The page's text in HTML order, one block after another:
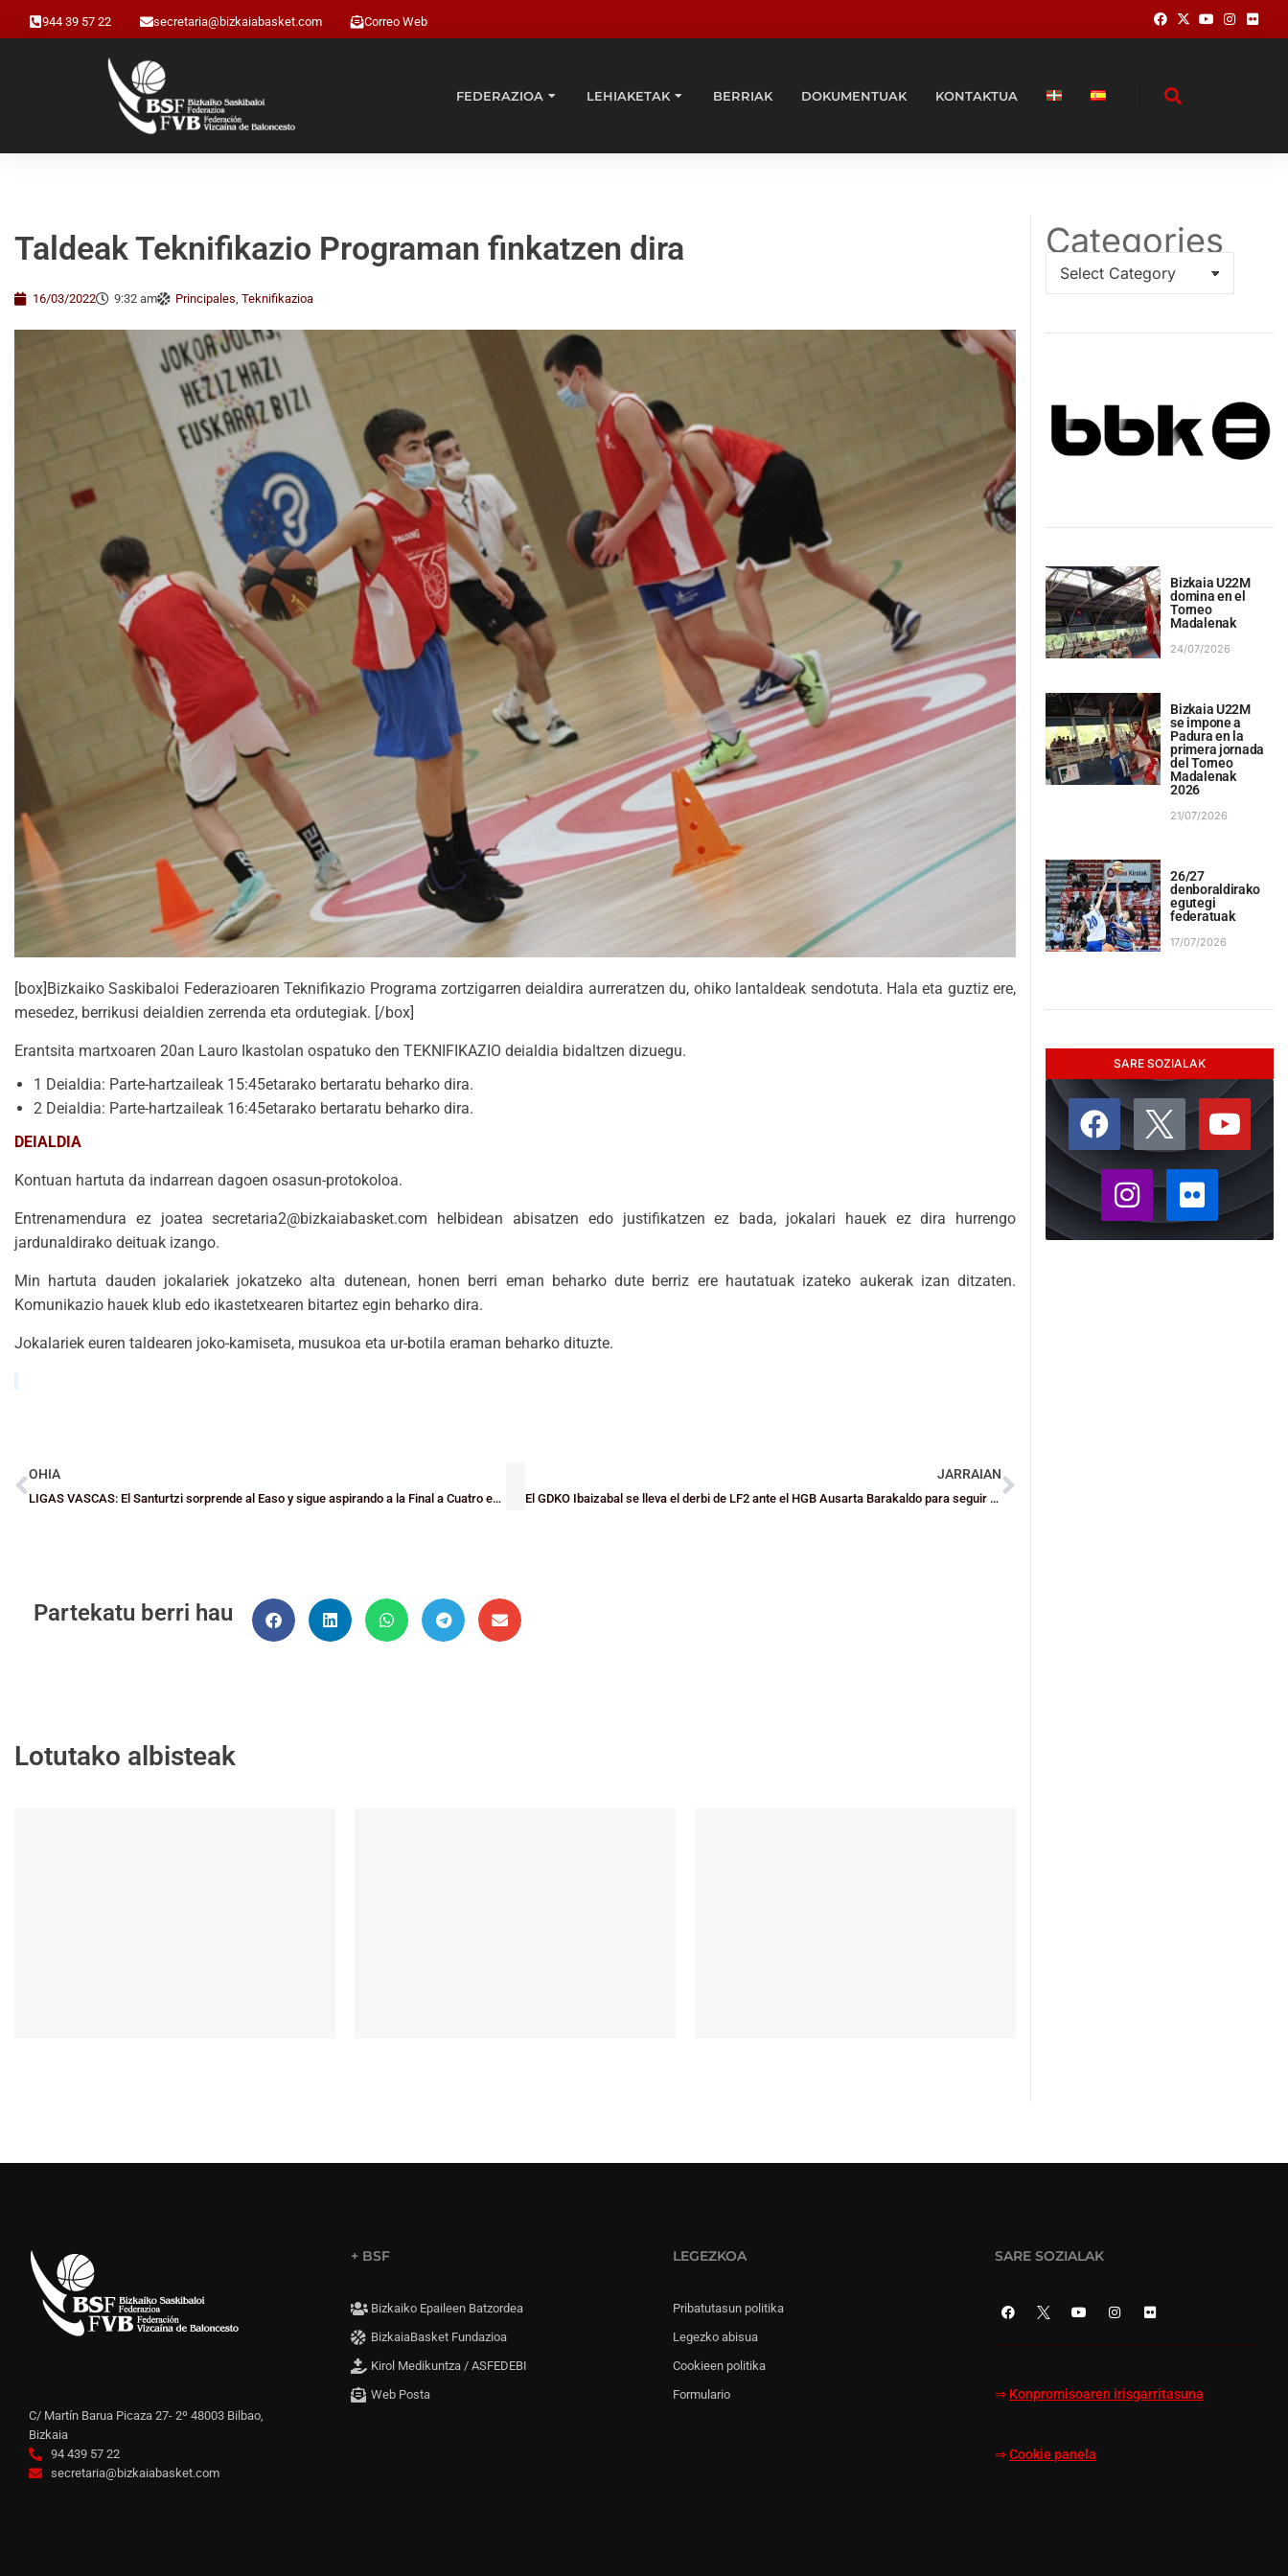
944 39 57 22 secretaria@bizkaiabasket.com Correo Web
FEDERAZIOA LEHIAKETAK BERRIAK DOKUMENTUAK KONTAKTUA
Taldeak Teknifikazio Programan finkatzen dira
16/03/2022 9:32 am Principales, Teknifikazioa
[box]Bizkaiko Saskibaloi Federazioaren Teknifikazio Programa zortzigarren deialdira aurreratzen du, ohiko lantaldeak sendotuta. Hala eta guztiz ere,
mesedez, berrikusi deialdien zerrenda eta ordutegiak. [/box]
Erantsita martxoaren 20an Lauro Ikastolan ospatuko den TEKNIFIKAZIO deialdia bidaltzen dizuegu.
1 Deialdia: Parte-hartzaileak 15:45etarako bertaratu beharko dira.
2 Deialdia: Parte-hartzaileak 16:45etarako bertaratu beharko dira.
DEIALDIA
Kontuan hartuta da indarrean dagoen osasun-protokoloa.
Entrenamendura ez joatea secretaria2@bizkaiabasket.com helbidean abisatzen edo justifikatzen ez bada, jokalari hauek ez dira hurrengo
jardunaldirako deituak izango.
Min hartuta dauden jokalariek jokatzeko alta dutenean, honen berri eman beharko dute berriz ere hautatuak izateko aukerak izan ditzaten.
Komunikazio hauek klub edo ikastetxearen bitartez egin beharko dira.
Jokalariek euren taldearen joko-kamiseta, musukoa eta ur-botila eraman beharko dituzte.
OHIA
LIGAS VASCAS: El Santurtzi sorprende al Easo y sigue aspirando a la Final a Cuatro en Junior Masculina
JARRAIAN
El GDKO Ibaizabal se lleva el derbi de LF2 ante el HGB Ausarta Barakaldo para seguir confiando en el milagro (58-62)
Partekatu berri hau
Lotutako albisteak
Categories
Bizkaia U22M
domina en el
Torneo
Madalenak
24/07/2026
Bizkaia U22M
se impone a
Padura en la
primera jornada
del Torneo
Madalenak
2026
21/07/2026
26/27
denboraldirako
egutegi
federatuak
17/07/2026
SARE SOZIALAK
C/ Martín Barua Picaza 27- 2º 48003 Bilbao,
Bizkaia
94 439 57 22
secretaria@bizkaiabasket.com
+ BSF
Bizkaiko Epaileen Batzordea
BizkaiaBasket Fundazioa
Kirol Medikuntza / ASFEDEBI
Web Posta
LEGEZKOA
Pribatutasun politika
Legezko abisua
Cookieen politika
Formulario
SARE SOZIALAK
⇒ Konpromisoaren irisgarritasuna
⇒ Cookie panela